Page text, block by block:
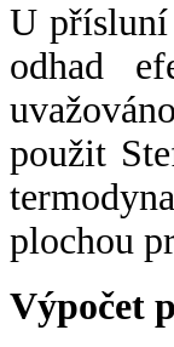
U přísluní
odhad
použit
plochou
Výpočet